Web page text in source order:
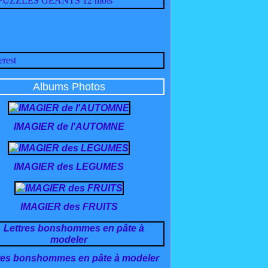
Albums Photos
IMAGIER de l'AUTOMNE
IMAGIER des LEGUMES
IMAGIER des FRUITS
bonshommes en pâte à modeler